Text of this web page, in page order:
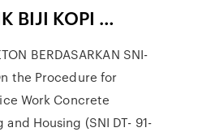
BIJI KOPI …
BERDASARKAN SNI-
the Procedure for
Work Concrete
Housing (SNI DT- 91-